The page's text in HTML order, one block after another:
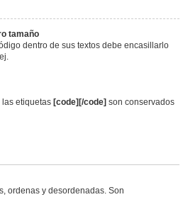
tamaño
dentro de sus textos debe encasillarlo
las etiquetas [code][/code] son conservados
ordenas y desordenadas. Son